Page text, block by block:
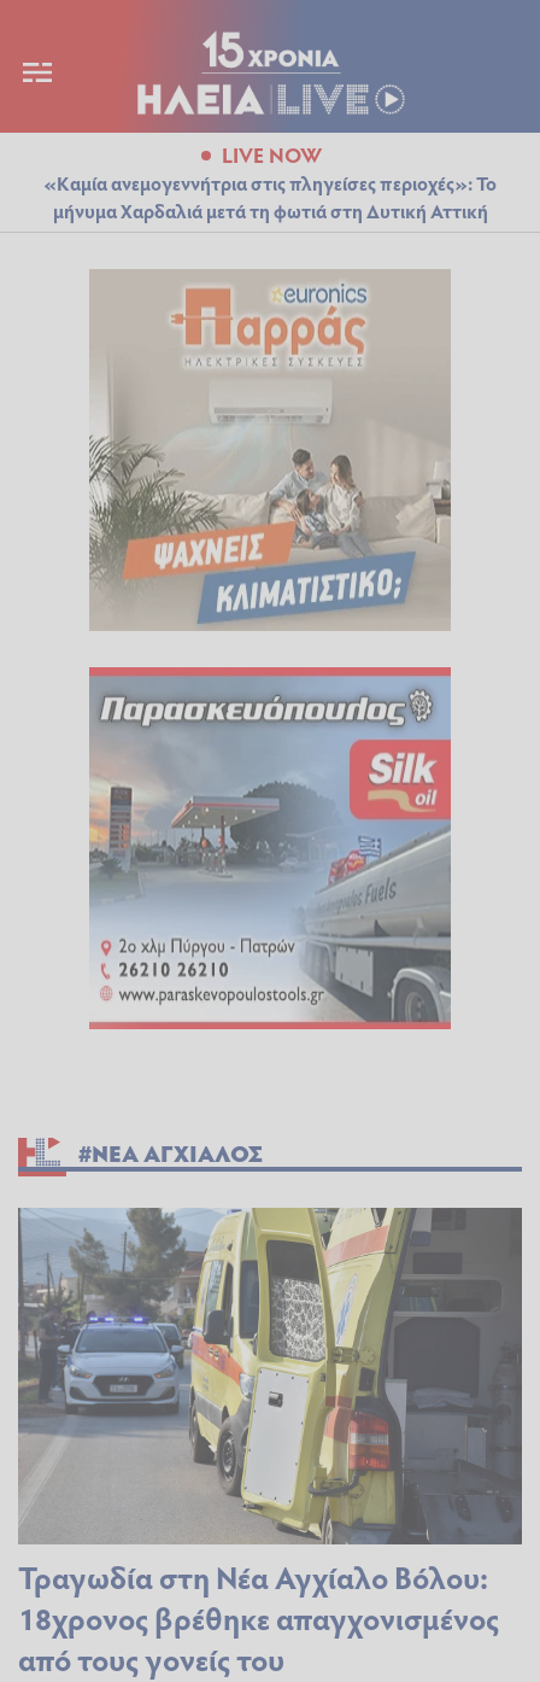
LIVE NOW
«Καμία ανεμογεννήτρια στις πληγείσες περιοχές»: Το
μήνυμα Χαρδαλιά μετά τη φωτιά στη Δυτική Αττική
#ΝΕΑ ΑΓΧΙΑΛΟΣ
Τραγωδία στη Νέα Αγχίαλο Βόλου:
18χρονος βρέθηκε απαγχονισμένος
από τους γονείς του